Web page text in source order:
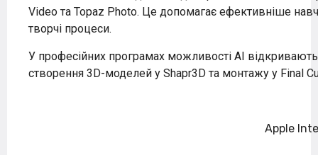
Video та Topaz Photo. Це допомагає ефективніше
творчі процеси.
У професійних програмах можливості AI
створення 3D-моделей у Shapr3D та монтажу у Final
Apple